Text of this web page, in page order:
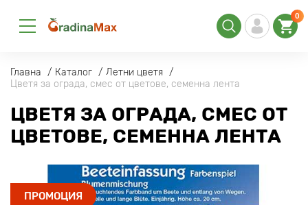
0
Главна Каталог
Летни цветя
Цветя за ограда, смес от цветове, семенна лента
ЦВЕТЯ ЗА ОГРАДА, СМЕС ОТ
ЦВЕТОВЕ, СЕМЕННА ЛЕНТА
ПРОМОЦИЯ